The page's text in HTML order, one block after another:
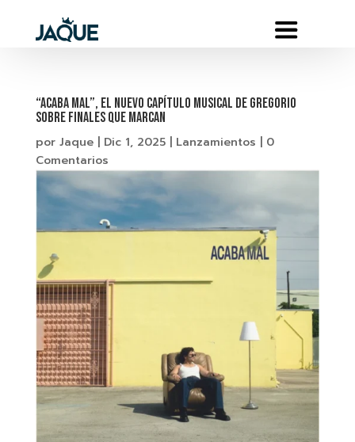
“Acaba Mal”, el nuevo capítulo musical de Gregorio
sobre finales que marcan
por Jaque| Dic 1, 2025| Lanzamientos
0
Comentarios